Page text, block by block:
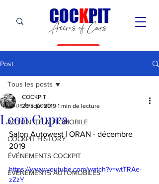
Accros of Cars
COCKPIT
Post
Tous les posts
ACTUALITÉ AUTOMOBILE
COCKPIT HiSTORY
ÉVÉNEMENTS COCKPIT
ÉVÉNEMENTS AUTOMOBILES
Tous les posts
Leon Cupra
COCKPIT
25 août 2019 1 min de lecture
Salon Autowest | ORAN - décembre
2019
https://www.youtube.com/watch?v=wtTRAe-
zZzY